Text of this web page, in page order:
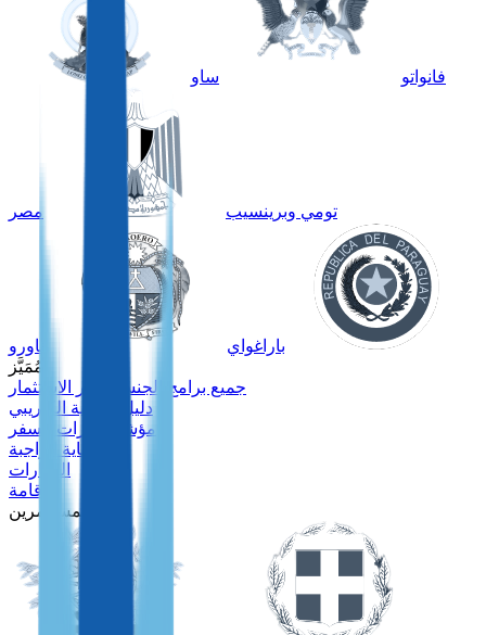
فانواتو ساو
تومي وبرينسيب مصر
باراغواي
ناورو
مُمَيَّز
جميع برامج الجنسية عبر الاستثمار
دليل جنسية الكاريبي
مؤشر جوازات السفر
العناية الواجبة
العقارات
الإقامة
للمستثمرين